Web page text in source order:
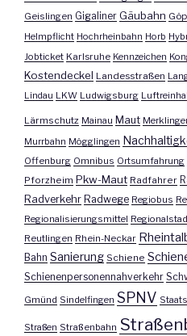
Geislingen Gigaliner Gäubahn
Helmpflicht Hochrheinbahn Horb
Jobticket Karlsruhe Kennzeichen
Kostendeckel Landesstraßen
Lindau LKW Ludwigsburg
Lärmschutz Mainau Maut
Murrbahn Mögglingen
Offenburg Omnibus Ortsumfahrung
Pforzheim Pkw-Maut Radfahrer
Radverkehr Radwege Regiobus
Regionalisierungsmittel
Reutlingen Rhein-Neckar
Bahn Sanierung Schiene
Schienenpersonennahverkehr
Gmünd Sindelfingen SPNV
Straßen Straßenbahn